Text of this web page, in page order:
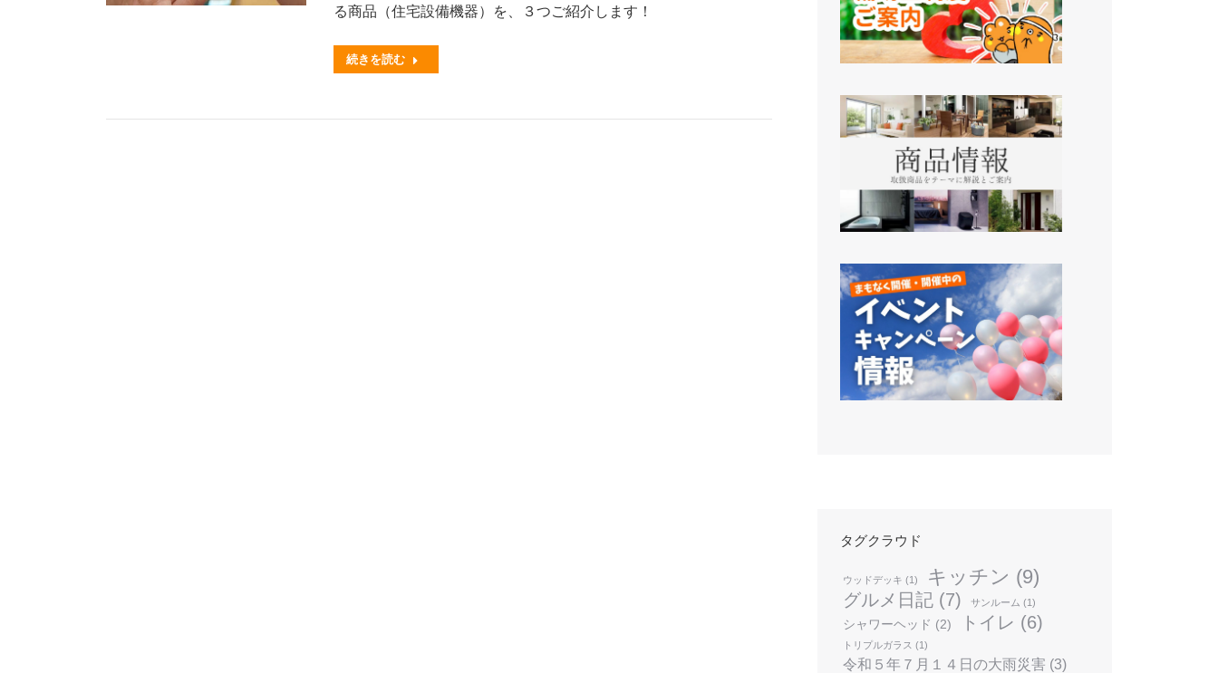
る商品（住宅設備機器）を、３つご紹介します！
続きを読む
タグクラウド
ウッドデッキ (1) キッチン (9)
グルメ日記 (7) サンルーム (1)
シャワーヘッド (2) トイレ (6)
トリプルガラス (1)
令和５年７月１４日の大雨災害 (3)